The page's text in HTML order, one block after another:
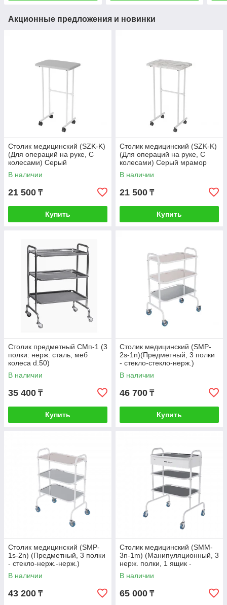
Акционные предложения и новинки
Столик медицинский (SZK-K)
(Для операций на руке, C
колесами) Серый
В наличии
21 500 ₸
Купить
Столик медицинский (SZK-K)
(Для операций на руке, C
колесами) Серый мрамор
В наличии
21 500 ₸
Купить
Столик предметный СМп-1 (3
полки: нерж. сталь, меб
колеса d.50)
В наличии
35 400 ₸
Купить
Столик медицинский (SMP-
2s-1n)(Предметный, 3 полки
- стекло-стекло-нерж.)
Антистатические колеса
В наличии
46 700 ₸
Купить
Столик медицинский (SMP-
1s-2n) (Предметный, 3 полки
- стекло-нерж.-нерж.)
Антистатические колеса
В наличии
43 200 ₸
Столик медицинский (SMM-
3n-1m) (Манипуляционный, 3
нерж. полки, 1 ящик -
металл) С замком
В наличии
65 000 ₸